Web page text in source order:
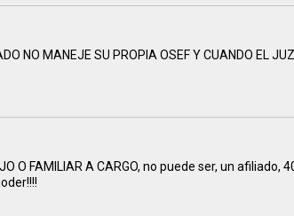
NO MANEJE SU PROPIA OSEF Y CUANDO EL
O FAMILIAR A CARGO, no puede ser, un afiliado,